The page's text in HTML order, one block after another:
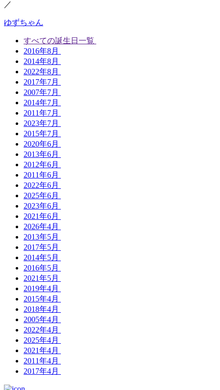
／
ゆずちゃん
すべての誕生日一覧
2016年8月
2014年8月
2022年8月
2017年7月
2007年7月
2014年7月
2011年7月
2023年7月
2015年7月
2020年6月
2013年6月
2012年6月
2011年6月
2022年6月
2025年6月
2023年6月
2021年6月
2026年4月
2013年5月
2017年5月
2014年5月
2016年5月
2021年5月
2019年4月
2015年4月
2018年4月
2005年4月
2022年4月
2025年4月
2021年4月
2011年4月
2017年4月